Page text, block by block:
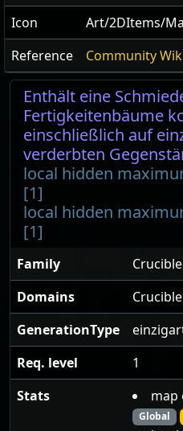
Icon
Art/2DItems/
Reference
Community
Enthält eine
Fertigkeitenbäume
einschließlich auf
verderbten
local hidden
[1]
local hidden
[1]
Family
Domains
GenerationType
Req. level
1
Stats
map
Global